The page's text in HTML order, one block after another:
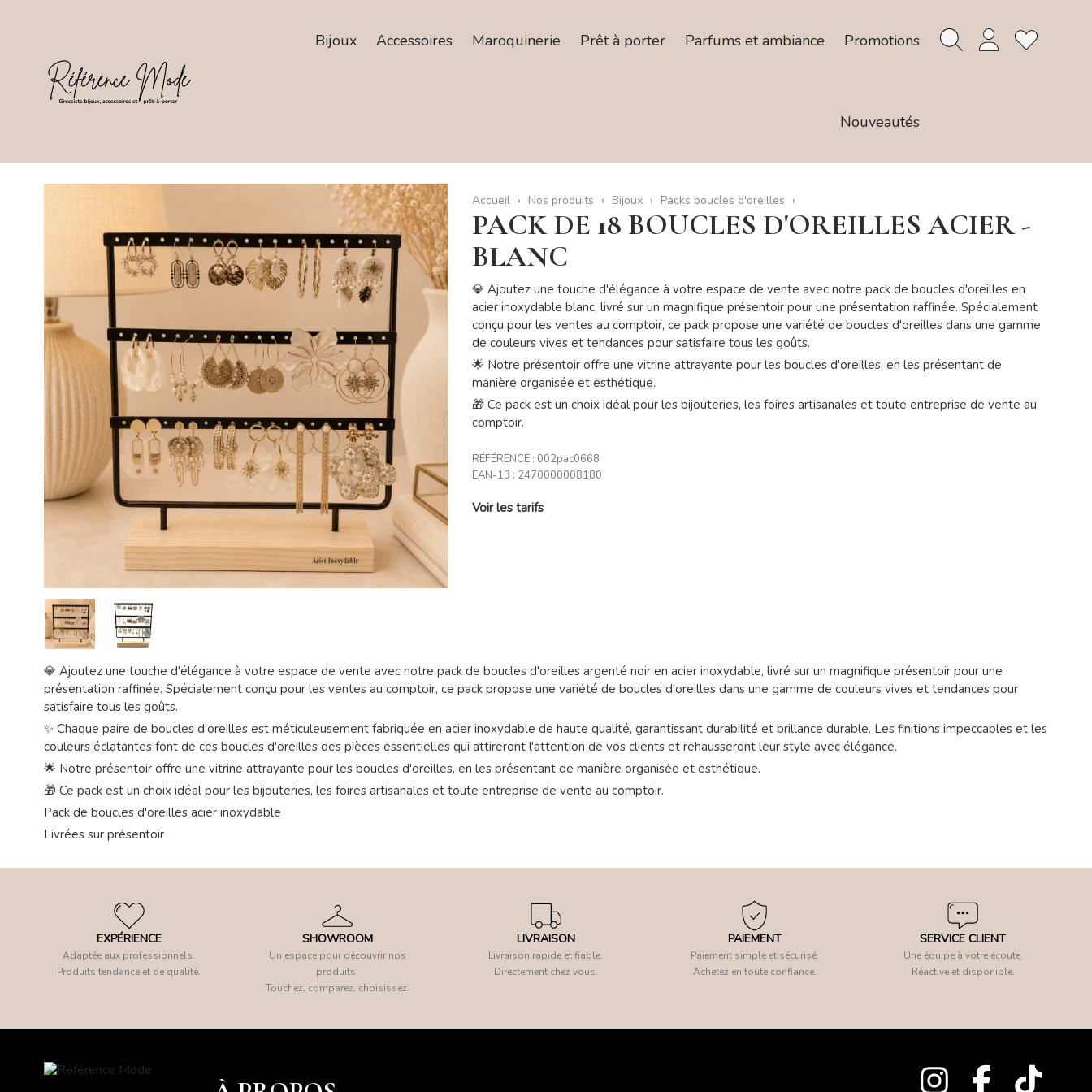
Bijoux Accessoires Maroquinerie Prêt à porter Parfums et ambiance Promotions
Nouveautés
Accueil Nos produits Bijoux Packs boucles d'oreilles
PACK DE 18 BOUCLES D'OREILLES ACIER -
BLANC
💎 Ajoutez une touche d'élégance à votre espace de vente avec notre pack de boucles d'oreilles en
acier inoxydable blanc, livré sur un magnifique présentoir pour une présentation raffinée. Spécialement
conçu pour les ventes au comptoir, ce pack propose une variété de boucles d'oreilles dans une gamme
de couleurs vives et tendances pour satisfaire tous les goûts.
🌟 Notre présentoir offre une vitrine attrayante pour les boucles d'oreilles, en les présentant de
manière organisée et esthétique.
🎁 Ce pack est un choix idéal pour les bijouteries, les foires artisanales et toute entreprise de vente au
comptoir.
RÉFÉRENCE : 002pac0668
EAN-13 : 2470000008180
Voir les tarifs
💎 Ajoutez une touche d'élégance à votre espace de vente avec notre pack de boucles d'oreilles argenté noir en acier inoxydable, livré sur un magnifique présentoir pour une
présentation raffinée. Spécialement conçu pour les ventes au comptoir, ce pack propose une variété de boucles d'oreilles dans une gamme de couleurs vives et tendances pour
satisfaire tous les goûts.
✨ Chaque paire de boucles d'oreilles est méticuleusement fabriquée en acier inoxydable de haute qualité, garantissant durabilité et brillance durable. Les finitions impeccables et les
couleurs éclatantes font de ces boucles d'oreilles des pièces essentielles qui attireront l'attention de vos clients et rehausseront leur style avec élégance.
🌟 Notre présentoir offre une vitrine attrayante pour les boucles d'oreilles, en les présentant de manière organisée et esthétique.
🎁 Ce pack est un choix idéal pour les bijouteries, les foires artisanales et toute entreprise de vente au comptoir.
Pack de boucles d'oreilles acier inoxydable
Livrées sur présentoir
EXPÉRIENCE
Adaptée aux professionnels.
Produits tendance et de qualité.
SHOWROOM
Un espace pour découvrir nos
produits.
Touchez, comparez, choisissez.
LIVRAISON
Livraison rapide et fiable.
Directement chez vous.
PAIEMENT
Paiement simple et sécurisé.
Achetez en toute confiance.
SERVICE CLIENT
Une équipe à votre écoute.
Réactive et disponible.